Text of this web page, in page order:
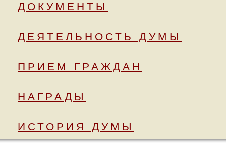
ДОКУМЕНТЫ
ДЕЯТЕЛЬНОСТЬ ДУМЫ
ПРИЕМ ГРАЖДАН
НАГРАДЫ
ИСТОРИЯ ДУМЫ